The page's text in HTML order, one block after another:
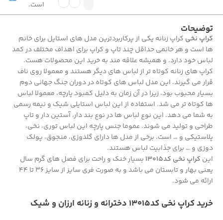
است.
توضیحات
کراپ نخی کراپ زنانه یکی از پرکاربردترین مدل های استایل برای خانم
ها است و هر خانمی حداقل چند تاپ و کراپ برای اهداف مختلف در کمد
لباس خود دارد. و همیشه علاقه مند به خرید این محصولات هست.
کراپ های زنانه کوتاه تر از لباس های دیگر هستند و معمولا روی ناف
قرار می گیرند. این مدل لباس های کوتاه در دوران جنگ جهانی دوم
بسیار محبوب بود، زیرا در آن زمان به دلیل کمبود پارچه، معمولا لباس
ها کوتاه تر می شد. استفاده از این لباس استایلی شیک و نیمه رسمی
به شما می دهد. این نوع لباس ها در نوع بند دار، آستین دار و تاپ
طراحی و تولید می شوند. عموما جنس پارچه این لباس توری، نخی،
پلاستیکی و … است. برخی از مدل ها دارای گلدوزی، منجوق، پولک
دوزی و … برای جذابیت لباس هستند.
این کراپ نخی کد13015
بسیار خنک و راحت برای فصل های گرم سال
یعنی بهار و تابستان می باشد و به صورت فری سایز از سایز 36 تا 44
ارائه می شود.
خرید کراپ نخی کد13015 دخترانه و زنانه ارزان و شیک